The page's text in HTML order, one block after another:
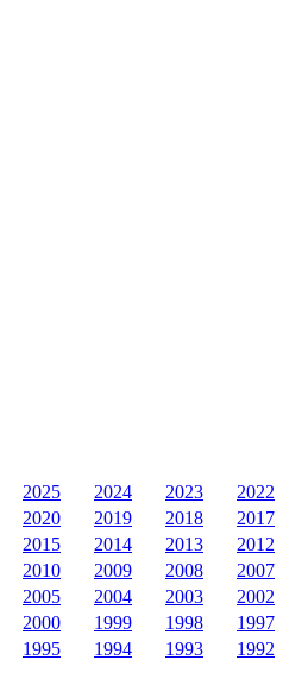
2025
2024 2023 2022
2020
2019 2018 2017
2015
2014 2013 2012
2010
2009 2008 2007
2005
2004 2003 2002
2000
1999 1998 1997
1995
1994 1993 1992